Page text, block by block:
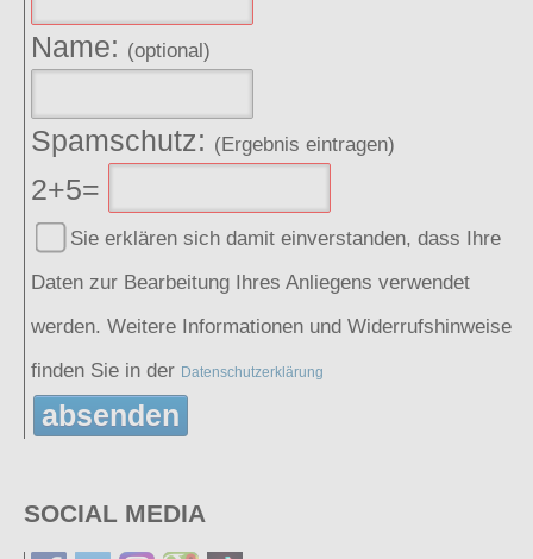
Name: (optional)
Spamschutz: (Ergebnis eintragen)
2+5=
Sie erklären sich damit einverstanden, dass Ihre
Daten zur Bearbeitung Ihres Anliegens verwendet
werden. Weitere Informationen und Widerrufshinweise
finden Sie in der Datenschutzerklärung
absenden
SOCIAL MEDIA